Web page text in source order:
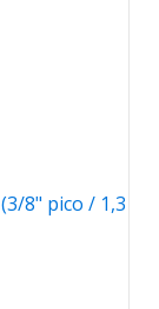
8" pico / 1,3